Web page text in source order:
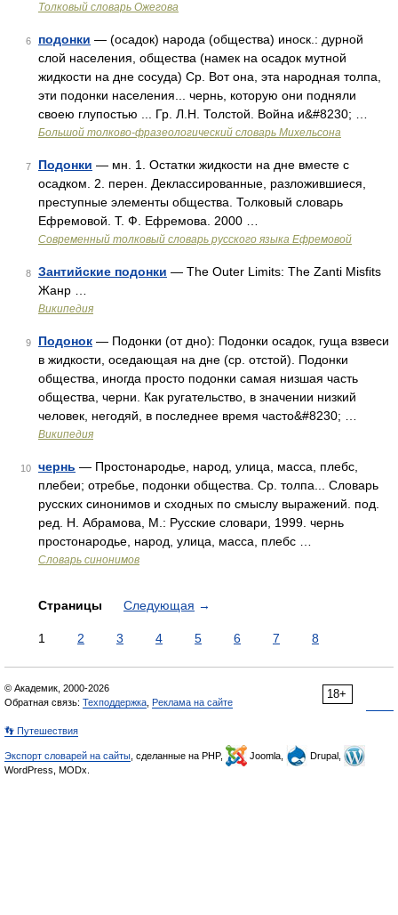
Толковый словарь Ожегова
6 подонки — (осадок) народа (общества) иноск.: дурной
слой населения, общества (намек на осадок мутной
жидкости на дне сосуда) Ср. Вот она, эта народная толпа,
эти подонки населения... чернь, которую они подняли
своею глупостью ... Гр. Л.Н. Толстой. Война и&#8230; …
Большой толково-фразеологический словарь Михельсона
7 Подонки — мн. 1. Остатки жидкости на дне вместе с
осадком. 2. перен. Деклассированные, разложившиеся,
преступные элементы общества. Толковый словарь
Ефремовой. Т. Ф. Ефремова. 2000 …
Современный толковый словарь русского языка Ефремовой
8 Зантийские подонки — The Outer Limits: The Zanti Misfits
Жанр …
Википедия
9 Подонок — Подонки (от дно): Подонки осадок, гуща взвеси
в жидкости, оседающая на дне (ср. отстой). Подонки
общества, иногда просто подонки самая низшая часть
общества, черни. Как ругательство, в значении низкий
человек, негодяй, в последнее время часто&#8230; …
Википедия
10 чернь — Простонародье, народ, улица, масса, плебс,
плебеи; отребье, подонки общества. Ср. толпа... Словарь
русских синонимов и сходных по смыслу выражений. под.
ред. Н. Абрамова, М.: Русские словари, 1999. чернь
простонародье, народ, улица, масса, плебс …
Словарь синонимов
Страницы Следующая →
1 2 3 4 5 6 7 8
18+
© Академик, 2000-2026
Обратная связь: Техподдержка Реклама на сайте
👣 Путешествия
Экспорт словарей на сайты , сделанные на PHP, Joomla,
Drupal,
WordPress, MODx.